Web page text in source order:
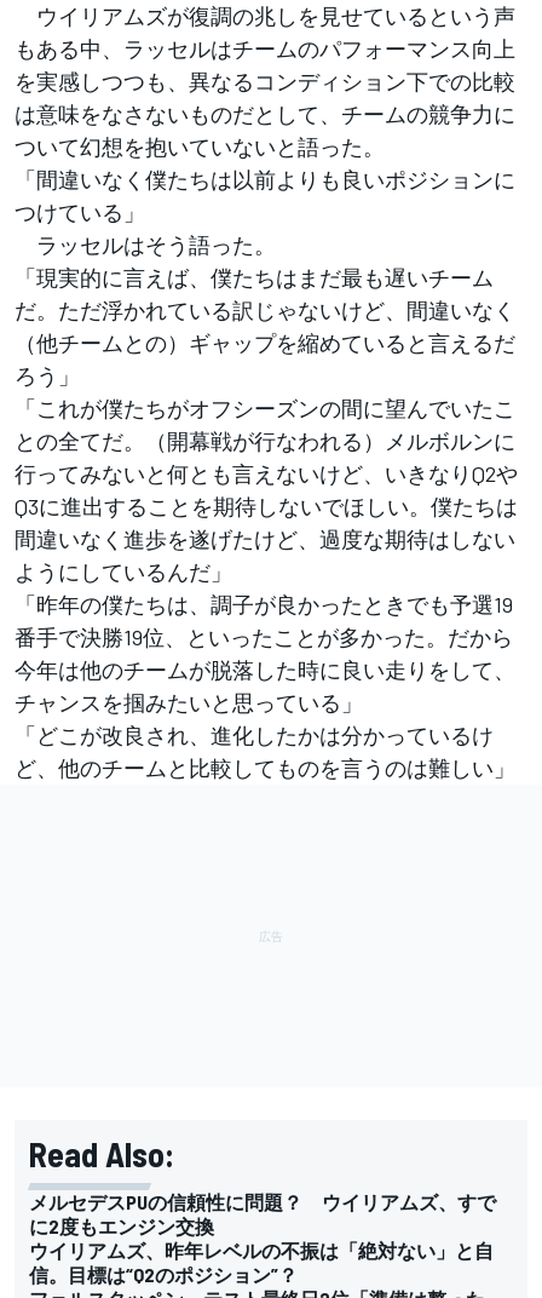
ウイリアムズが復調の兆しを見せているという声
もある中、ラッセルはチームのパフォーマンス向上
を実感しつつも、異なるコンディション下での比較
は意味をなさないものだとして、チームの競争力に
ついて幻想を抱いていないと語った。
「間違いなく僕たちは以前よりも良いポジションに
つけている」
ラッセルはそう語った。
「現実的に言えば、僕たちはまだ最も遅いチーム
だ。ただ浮かれている訳じゃないけど、間違いなく
（他チームとの）ギャップを縮めていると言えるだ
ろう」
「これが僕たちがオフシーズンの間に望んでいたこ
との全てだ。（開幕戦が行なわれる）メルボルンに
行ってみないと何とも言えないけど、いきなりQ2や
Q3に進出することを期待しないでほしい。僕たちは
間違いなく進歩を遂げたけど、過度な期待はしない
ようにしているんだ」
「昨年の僕たちは、調子が良かったときでも予選19
番手で決勝19位、といったことが多かった。だから
今年は他のチームが脱落した時に良い走りをして、
チャンスを掴みたいと思っている」
「どこが改良され、進化したかは分かっているけ
ど、他のチームと比較してものを言うのは難しい」
Read Also:
メルセデスPUの信頼性に問題？ ウイリアムズ、すで
に2度もエンジン交換
ウイリアムズ、昨年レベルの不振は「絶対ない」と自
信。目標は“Q2のポジション”？